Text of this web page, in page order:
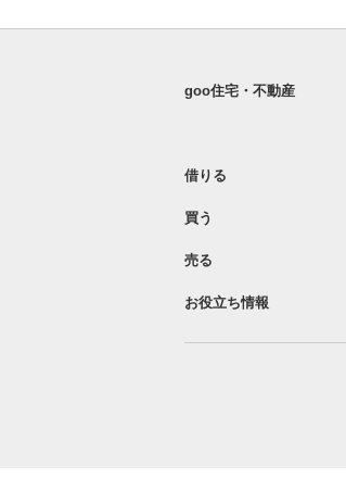
goo住宅・不動産
借りる
買う
売る
お役立ち情報